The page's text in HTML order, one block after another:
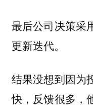
最后公司决策采
更新迭代。
结果没想到因为
快，反馈很多，